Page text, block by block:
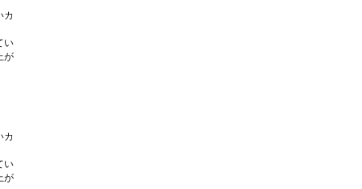
カ
い
が
カ
い
が